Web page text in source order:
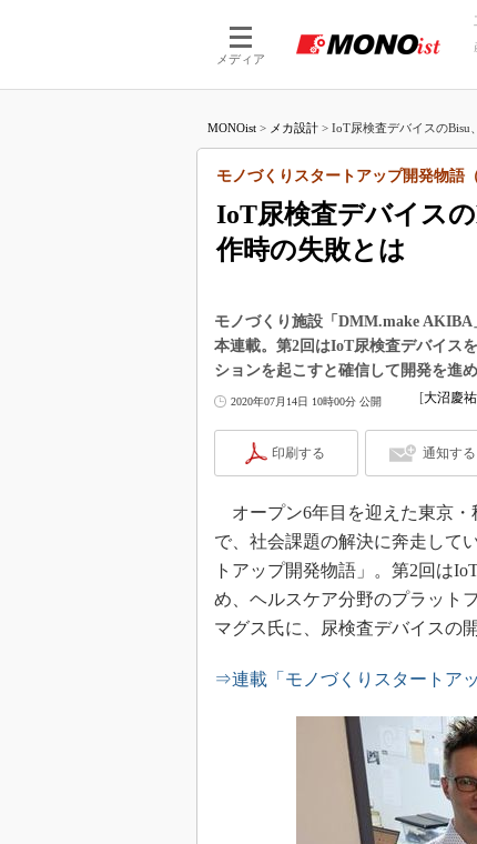
メディア
つながる工場
つながるサ
AI×
MONOist > メカ設計 > IoT尿検査デバイスのBisu
IoT尿検査デバイス
作時の失敗とは
モノづくりスタートアップ開発物語（
モノづくり施設「DMM.make
本連載。第2回はIoT尿検査デバイス
ションを起こすと確信して開発を進
2020年07月14日 10時00分 公開 [大沼慶
印刷する 通知する
オープン6年目を迎えた東京・
で、社会課題の解決に奔走して
トアップ開発物語」。第2回は
め、ヘルスケア分野のプラット
マグス氏に、尿検査デバイスの
⇒連載「モノづくりスタートア